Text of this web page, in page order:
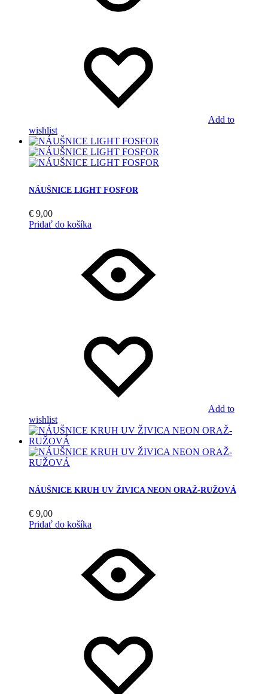
Add to
wishlist
NÁUŠNICE LIGHT FOSFOR
€ 9,00
Pridať do košíka
Add to
wishlist
NÁUŠNICE KRUH UV ŽIVICA NEON ORAŽ-RUŽOVÁ
€ 9,00
Pridať do košíka